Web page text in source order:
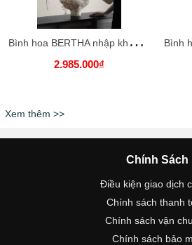
B
ình hoa BERTHA nhập khẩu cao cấp / BERTHA Vase
2.985.000₫
Xem thêm >>
Chính Sách
Điều kiện giao dịch
Chính sách thanh
Chính sách vận
Chính sách bảo